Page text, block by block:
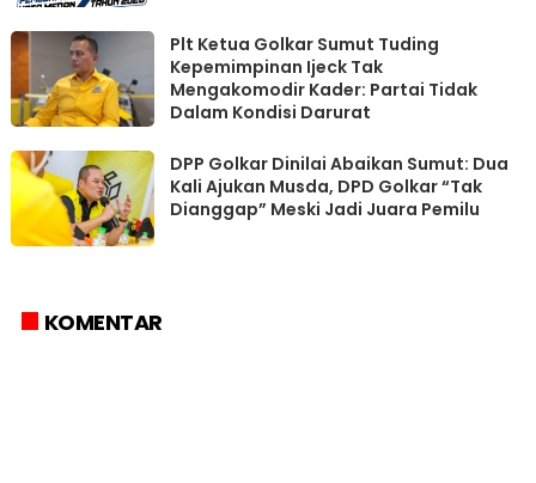
Plt Ketua Golkar Sumut Tuding
Kepemimpinan Ijeck Tak
Mengakomodir Kader: Partai Tidak
Dalam Kondisi Darurat
DPP Golkar Dinilai Abaikan Sumut: Dua
Kali Ajukan Musda, DPD Golkar “Tak
Dianggap” Meski Jadi Juara Pemilu
KOMENTAR